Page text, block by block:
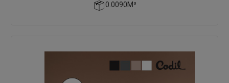
0.0090M³